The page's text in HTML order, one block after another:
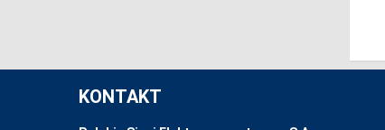
KONTAKT